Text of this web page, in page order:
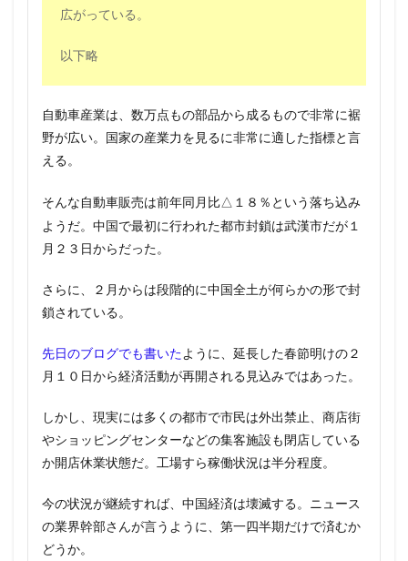
広がっている。
以下略
自動車産業は、数万点もの部品から成るもので非常に裾
野が広い。国家の産業力を見るに非常に適した指標と言
える。
そんな自動車販売は前年同月比△１８％という落ち込み
ようだ。 中国で最初に行われた都市封鎖は武漢市だが１
月２３日からだった。
さらに、２月からは段階的に中国全土が何らかの形で封
鎖されている。
先日のブログでも書いたように、延長した春節明けの２
月１０日から経済活動が再開される見込みではあった。
しかし、現実には多くの都市で市民は外出禁止、商店街
やショッピングセンターなどの集客施設も閉店している
か開店休業状態だ。工場すら稼働状況は半分程度。
今の状況が継続すれば、中国経済は壊滅する。ニュース
の業界幹部さんが言うように、第一四半期だけで済むか
どうか。